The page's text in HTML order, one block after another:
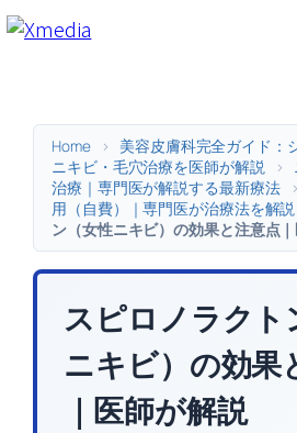
内
Home >
美容皮膚科完全ガイド：
ニキビ・毛穴治療を医師が解説
>
治療｜専門医が解説する最新療法
>
用（自費）｜専門医が治療法を解説
ン（女性ニキビ）の効果と注意点
スピロノラクト
ニキビ）の効果
｜医師が解説